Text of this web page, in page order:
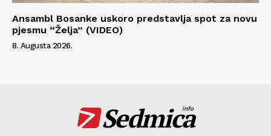
Ansambl Bosanke uskoro predstavlja spot za novu
pjesmu “Želja” (VIDEO)
8. Augusta 2026.
Sedmica
info